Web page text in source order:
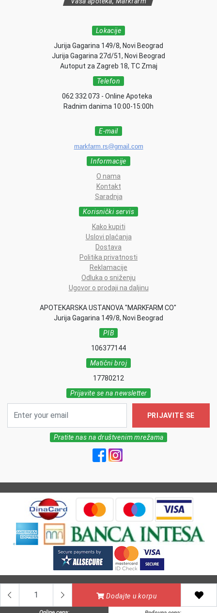
Dodajte u korpu
Lokacije
Jurija Gagarina 149/8, Novi Beograd
Jurija Gagarina 27d/51, Novi Beograd
Autoput za Zagreb 18, TC Zmaj
Telefon
062 332 073 - Online Apoteka
Radnim danima 10:00-15:00h
E-mail
markfarm.rs@gmail.com
Informacije
O nama
Kontakt
Saradnja
Korisnički servis
Kako kupiti
Uslovi plaćanja
Dostava
Politika privatnosti
Reklamacije
Odluka o sniženju
Ugovor o prodaji na daljinu
APOTEKARSKA USTANOVA "MARKFARM CO"
Jurija Gagarina 149/8, Novi Beograd
PIB
106377144
Matični broj
17780212
Prijavite se na newsletter
PRIJAVITE SE
Pratite nas na društvenim mrežama